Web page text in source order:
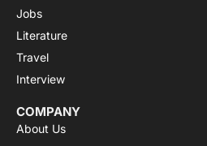
Jobs
Literature
Travel
Interview
COMPANY
About Us